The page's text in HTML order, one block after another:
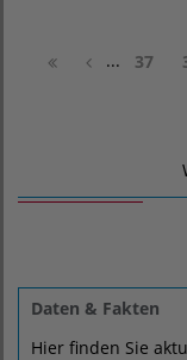
... 37
Daten & Fakten
Hier finden Sie